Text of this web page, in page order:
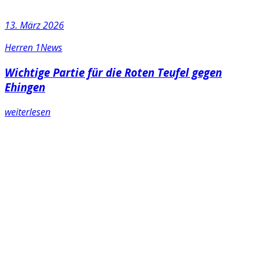
13. März 2026
Herren 1News
Wichtige Partie für die Roten Teufel gegen
Ehingen
weiterlesen